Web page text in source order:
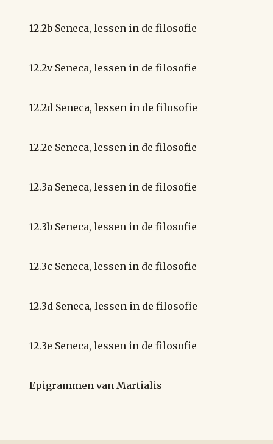
12.2b Seneca, lessen in de filosofie
12.2v Seneca, lessen in de filosofie
12.2d Seneca, lessen in de filosofie
12.2e Seneca, lessen in de filosofie
12.3a Seneca, lessen in de filosofie
12.3b Seneca, lessen in de filosofie
12.3c Seneca, lessen in de filosofie
12.3d Seneca, lessen in de filosofie
12.3e Seneca, lessen in de filosofie
Epigrammen van Martialis